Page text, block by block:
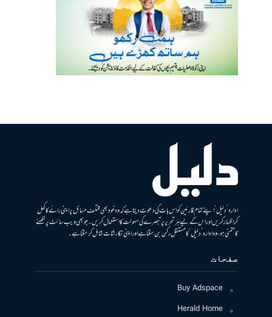
ادارہ ’دلیل‘ اپنے تمام قارئین کو اس بات کی دعوت دیتا ہے کہ وہ خود بھی مختلف مسائل پر اپنی رائے کا کھل
کر اظہار کریں اور اس کے لیے ہر تحریر پر تبصرے کی سہولت کا استعمال کریں۔ جو بھی ویب سائٹ پر لکھنے
کا متمنی ہو، وہ ادارہ ’دلیل‘ کا مستقل رکن بن سکتا ہے اور اپنی نگارشات شامل کرسکتا ہے۔
صفحات
Buy Adspace
Herald Home